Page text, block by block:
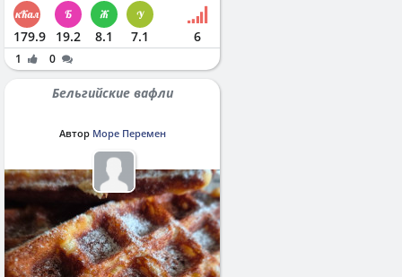
179.9 19.2 8.1 7.1 6
1 0
Бельгийские вафли
Автор Море Перемен